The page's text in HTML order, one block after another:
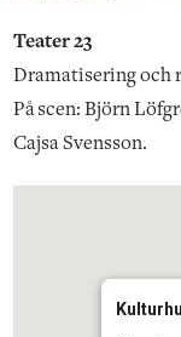
Teater 23
Dramatisering och
På scen: Björn
Cajsa Svensson.